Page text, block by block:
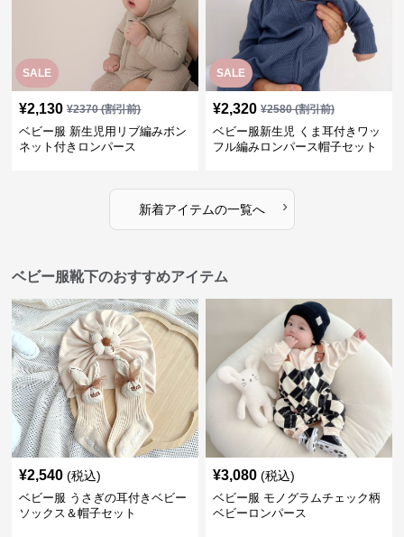
SALE
¥2,130 ¥2370(割引前)
ベビー服 新生児用リブ編みボン
ネット付きロンパース
SALE
¥2,320 ¥2580(割引前)
ベビー服新生児 くま耳付きワッ
フル編みロンパース帽子セット
新着アイテムの一覧へ ›
ベビー服靴下のおすすめアイテム
¥2,540 (税込)
ベビー服 うさぎの耳付きベビー
ソックス＆帽子セット
¥3,080 (税込)
ベビー服 モノグラムチェック柄
ベビーロンパース